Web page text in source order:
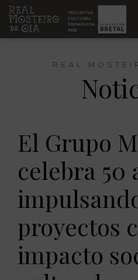
Ir al contenido
INICIATIVA
CULTURAL
PROMOVIDA
POR
REAL
El Grupo
celebra 50
proyectos
impacto